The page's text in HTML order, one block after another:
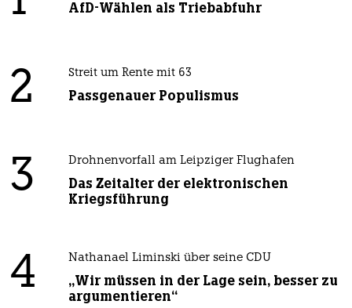
AfD-Wählen als Triebabfuhr
2 Streit um Rente mit 63
Passgenauer Populismus
3 Drohnenvorfall am Leipziger Flughafen
Das Zeitalter der elektronischen
Kriegsführung
4 Nathanael Liminski über seine CDU
„Wir müssen in der Lage sein, besser zu
argumentieren“